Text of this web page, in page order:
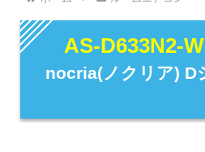
AS-D633N2-
nocria(ノクリア) D